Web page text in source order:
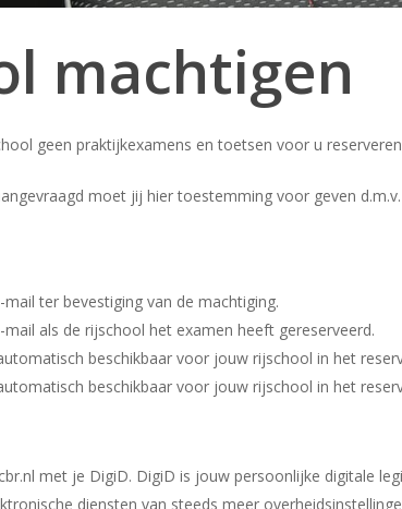
machtigen
geen praktijkexamens en toetsen voor u
moet jij hier toestemming voor geven
ter bevestiging van de machtiging.
als de rijschool het examen heeft gereserveerd.
beschikbaar voor jouw rijschool in het
beschikbaar voor jouw rijschool in het
met je DigiD. DigiD is jouw persoonlijke digitale
diensten van steeds meer